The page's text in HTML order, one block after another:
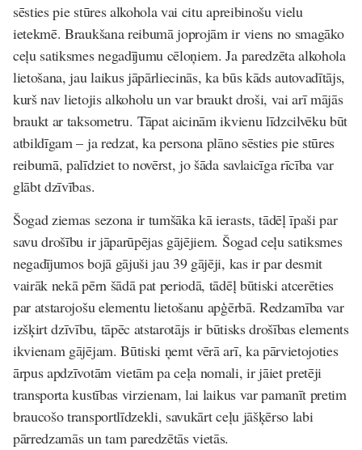
sēsties pie stūres alkohola vai citu apreibinošu vielu
ietekmē. Braukšana reibumā joprojām ir viens no smagāko
ceļu satiksmes negadījumu cēloņiem. Ja paredzēta alkohola
lietošana, jau laikus jāpārliecinās, ka būs kāds autovadītājs,
kurš nav lietojis alkoholu un var braukt droši, vai arī mājās
braukt ar taksometru. Tāpat aicinām ikvienu līdzcilvēku būt
atbildīgam – ja redzat, ka persona plāno sēsties pie stūres
reibumā, palīdziet to novērst, jo šāda savlaicīga rīcība var
glābt dzīvības.
Šogad ziemas sezona ir tumšāka kā ierasts, tādēļ īpaši par
savu drošību ir jāparūpējas gājējiem. Šogad ceļu satiksmes
negadījumos bojā gājuši jau 39 gājēji, kas ir par desmit
vairāk nekā pērn šādā pat periodā, tādēļ būtiski atcerēties
par atstarojošu elementu lietošanu apģērbā. Redzamība var
izšķirt dzīvību, tāpēc atstarotājs ir būtisks drošības elements
ikvienam gājējam. Būtiski ņemt vērā arī, ka pārvietojoties
ārpus apdzīvotām vietām pa ceļa nomali, ir jāiet pretēji
transporta kustības virzienam, lai laikus var pamanīt pretim
braucošo transportlīdzekli, savukārt ceļu jāšķērso labi
pārredzamās un tam paredzētās vietās.